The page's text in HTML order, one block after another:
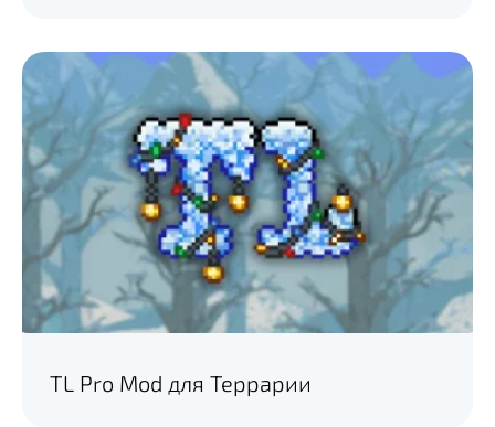
TL Pro Mod для Террарии